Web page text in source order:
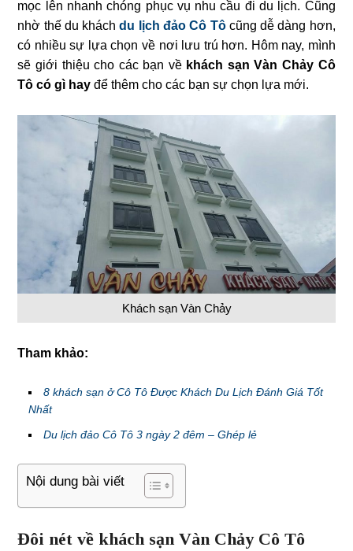
mọc lên nhanh chóng phục vụ nhu cầu đi du lịch. Cũng
nhờ thế du kháchdu lịch đảo Cô Tô cũng dễ dàng hơn,
có nhiều sự lựa chọn về nơi lưu trú hơn. Hôm nay, mình
sẽ giới thiệu cho các bạn về khách sạn Vàn Chảy Cô
Tô có gì hay để thêm cho các bạn sự chọn lựa mới.
Khách sạn Vàn Chảy
Tham khảo:
8 khách sạn ở Cô Tô Được Khách Du Lịch Đánh Giá Tốt
Nhất
Du lịch đảo Cô Tô 3 ngày 2 đêm – Ghép lẻ
Nội dung bài viết
Đôi nét về khách sạn Vàn Chảy Cô Tô